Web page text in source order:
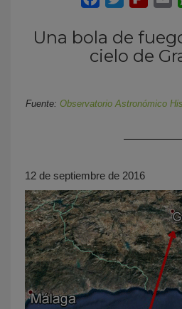
Una bola de
cielo de
Fuente: Observatorio Astronómico
12 de septiembre de 2016